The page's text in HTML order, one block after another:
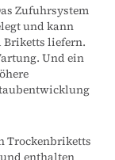
Zufuhrsystem
und kann
Briketts liefern.
Und ein
Trockenbriketts